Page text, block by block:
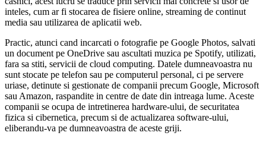
inteles, cum ar fi stocarea de fisiere online, streaming de continut
media sau utilizarea de aplicatii web.
Practic, atunci cand incarcati o fotografie pe Google Photos, salvati
un document pe OneDrive sau ascultati muzica pe Spotify, utilizati,
fara sa stiti, servicii de cloud computing. Datele dumneavoastra nu
sunt stocate pe telefon sau pe computerul personal, ci pe servere
uriase, detinute si gestionate de companii precum Google, Microsoft
sau Amazon, raspandite in centre de date din intreaga lume. Aceste
companii se ocupa de intretinerea hardware-ului, de securitatea
fizica si cibernetica, precum si de actualizarea software-ului,
eliberandu-va pe dumneavoastra de aceste griji.